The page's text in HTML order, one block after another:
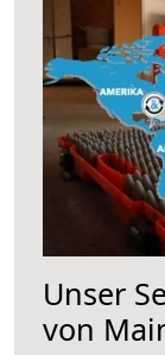
Unser
von